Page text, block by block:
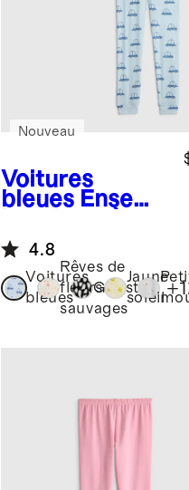
Voitures
bleues Ensemb
manches
longues et
pantalon en
bambou
Nouveau
4.8
Voitures
bleues
Rêves de
fleurs
sauvages
Ghosts
Jaune
soleil
+